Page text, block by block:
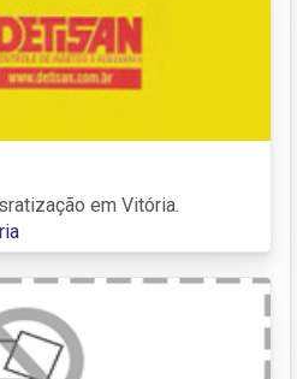
em Vitória.